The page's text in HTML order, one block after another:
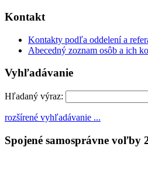
Kontakt
Kontakty podľa oddelení a
Abecedný zoznam osôb a ich
Vyhľadávanie
Hľadaný výraz:
rozšírené vyhľadávanie ...
Spojené samosprávne voľby